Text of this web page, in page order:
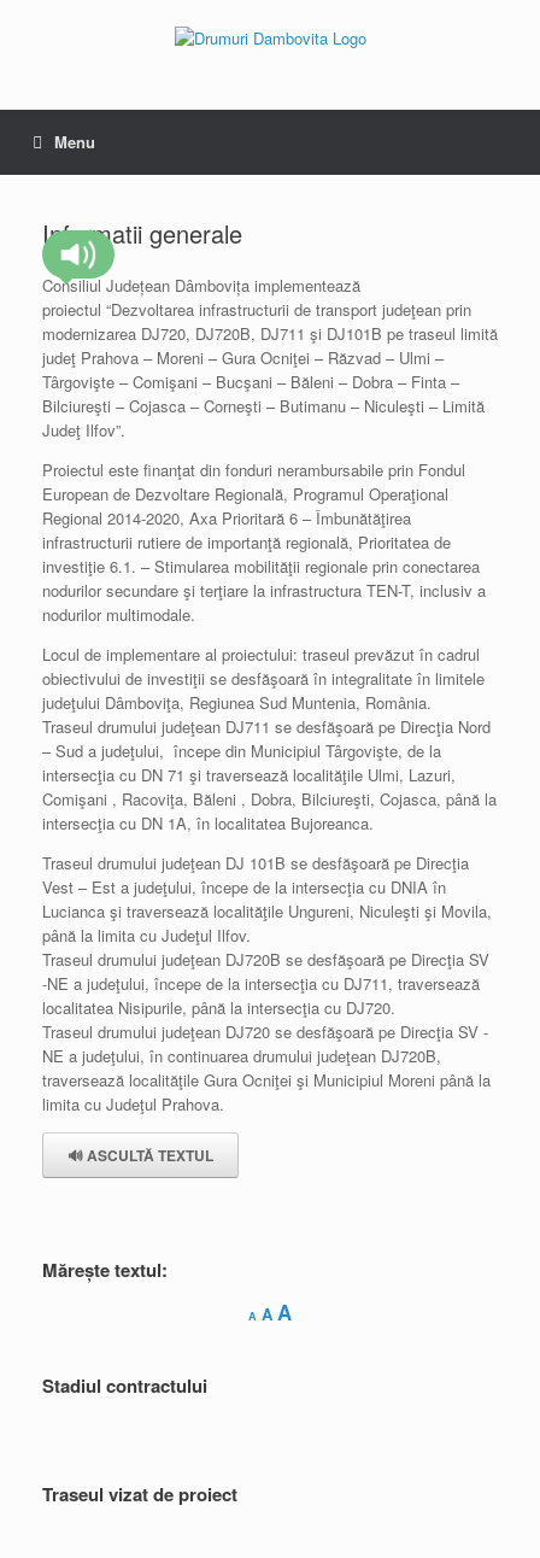
Menu
Informatii generale
Consiliul Județean Dâmbovița implementează
proiectul “Dezvoltarea infrastructurii de transport judeţean prin
modernizarea DJ720, DJ720B, DJ711 şi DJ101B pe traseul limită
judeţ Prahova – Moreni – Gura Ocniţei – Răzvad – Ulmi –
Târgovişte – Comişani – Bucşani – Băleni – Dobra – Finta –
Bilciureşti – Cojasca – Corneşti – Butimanu – Niculeşti – Limită
Judeţ Ilfov”.
Proiectul este finanţat din fonduri nerambursabile prin Fondul
European de Dezvoltare Regională, Programul Operaţional
Regional 2014-2020, Axa Prioritară 6 – Îmbunătăţirea
infrastructurii rutiere de importanţă regională, Prioritatea de
investiţie 6.1. – Stimularea mobilităţii regionale prin conectarea
nodurilor secundare şi terţiare la infrastructura TEN-T, inclusiv a
nodurilor multimodale.
Locul de implementare al proiectului: traseul prevăzut în cadrul
obiectivului de investiţii se desfăşoară în integralitate în limitele
judeţului Dâmboviţa, Regiunea Sud Muntenia, România.
Traseul drumului judeţean DJ711 se desfăşoară pe Direcţia Nord
– Sud a judeţului, începe din Municipiul Târgovişte, de la
intersecţia cu DN 71 şi traversează localităţile Ulmi, Lazuri,
Comişani , Racoviţa, Băleni , Dobra, Bilciureşti, Cojasca, până la
intersecţia cu DN 1A, în localitatea Bujoreanca.
Traseul drumului judeţean DJ 101B se desfăşoară pe Direcţia
Vest – Est a judeţului, începe de la intersecţia cu DNIA în
Lucianca şi traversează localităţile Ungureni, Niculeşti şi Movila,
până la limita cu Judeţul Ilfov.
Traseul drumului judeţean DJ720B se desfăşoară pe Direcţia SV
-NE a judeţului, începe de la intersecţia cu DJ711, traversează
localitatea Nisipurile, până la intersecţia cu DJ720.
Traseul drumului judeţean DJ720 se desfăşoară pe Direcţia SV -
NE a judeţului, în continuarea drumului judeţean DJ720B,
traversează localităţile Gura Ocniţei şi Municipiul Moreni până la
limita cu Judeţul Prahova.
🔊 ASCULTĂ TEXTUL
Mărește textul:
A
Decrease
font
A Reset
AIncrease
Stadiul contractului
Traseul vizat de proiect